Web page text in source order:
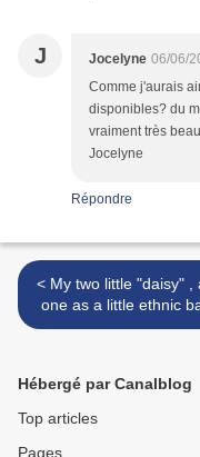
J Jocelyne 06/06/
Comme j'aurais
disponibles? du
vraiment très
Jocelyne
Répondre
< My two little "daisy" , and
one as a little ethnic
Hébergé par Canalblog
Top articles
Pages